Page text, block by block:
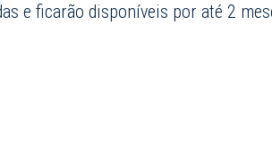
e ficarão disponíveis por até 2